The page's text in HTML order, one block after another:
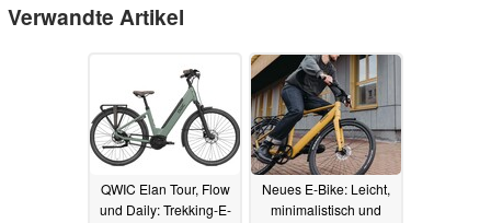
Verwandte Artikel
QWIC Elan Tour, Flow
und Daily: Trekking-E-
Neues E-Bike: Leicht,
minimalistisch und